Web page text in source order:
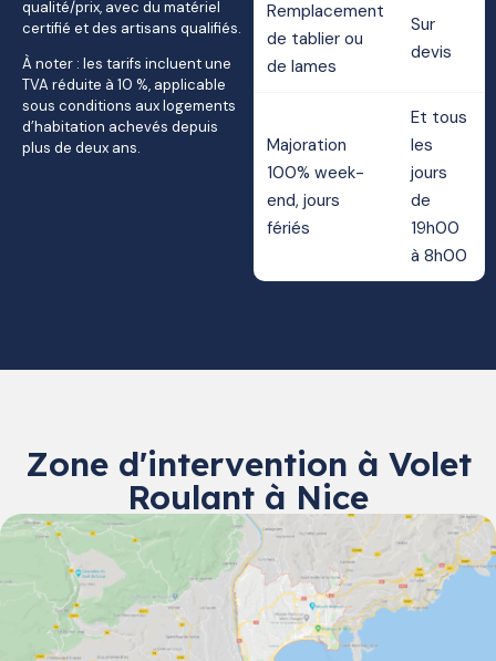
qualité/prix, avec du matériel
certifié et des artisans qualifiés.
À noter : les tarifs incluent une
TVA réduite à 10 %, applicable
sous conditions aux logements
d’habitation achevés depuis
plus de deux ans.
Remplacement
de tablier ou
de lames
Sur
devis
Majoration
100% week-
end, jours
fériés
Et tous
les
jours
de
19h00
à 8h00
Zone d'intervention à Volet
Roulant à Nice